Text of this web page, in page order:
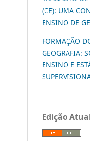
(CE): UMA
ENSINO DE
FORMAÇÃO
GEOGRAFIA:
ENSINO E
Edição Atual